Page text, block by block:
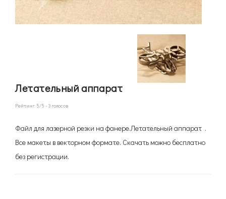
Летательный аппарат
Рейтинг: 5/5 - 3 голосов
Файл для лазерной резки на фанере.Летательный аппарат .
Все макеты в векторном формате. Скачать можно бесплатно
без регистрации.